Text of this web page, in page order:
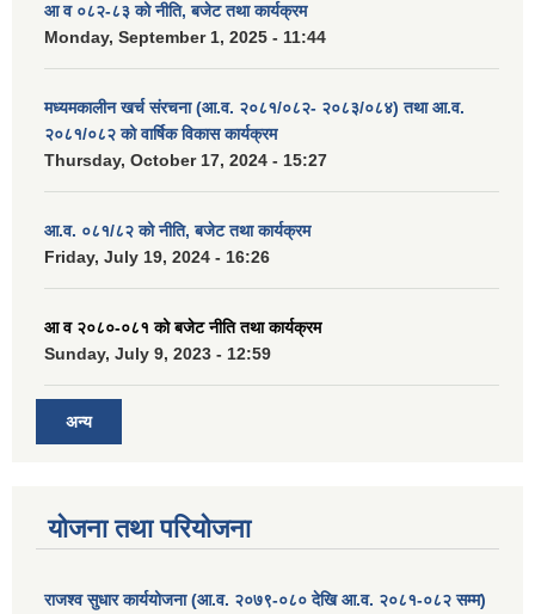
आ व ०८२-८३ को नीति, बजेट तथा कार्यक्रम
Monday, September 1, 2025 - 11:44
मध्यमकालीन खर्च संरचना (आ.व. २०८१/०८२- २०८३/०८४) तथा आ.व.
२०८१/०८२ को वार्षिक विकास कार्यक्रम
Thursday, October 17, 2024 - 15:27
आ.व. ०८१/८२ को नीति, बजेट तथा कार्यक्रम
Friday, July 19, 2024 - 16:26
आ व २०८०-०८१ को बजेट नीति तथा कार्यक्रम
Sunday, July 9, 2023 - 12:59
अन्य
योजना तथा परियोजना
राजश्व सुधार कार्ययोजना (आ.व. २०७९-०८० देखि आ.व. २०८१-०८२ सम्म)